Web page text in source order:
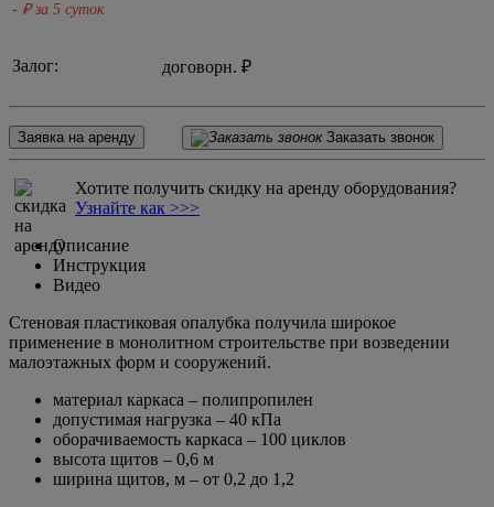
- ₽ за 5 суток
Залог: договорн. ₽
Заявка на аренду Заказать звонок
Хотите получить скидку на аренду оборудования?
Узнайте как >>>
Описание
Инструкция
Видео
Стеновая пластиковая опалубка получила широкое
применение в монолитном строительстве при возведении
малоэтажных форм и сооружений.
материал каркаса – полипропилен
допустимая нагрузка – 40 кПа
оборачиваемость каркаса – 100 циклов
высота щитов – 0,6 м
ширина щитов, м – от 0,2 до 1,2